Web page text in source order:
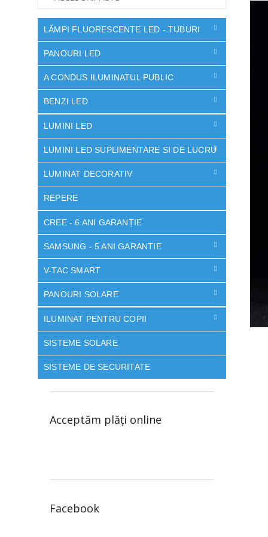
LÃMPI FLUORESCENTE LED - TUBURI
PANOURI LED
A CONDUS ILUMINATUL PUBLIC
BENZI LED
LUMINI LED
LUMINI LED SUPLIMENTARE SI DE LUCRU
LUMINAT DECORATIV
REPERE
CREE - 6 ANI GARANȚIE
SAMSUNG - 5 ANI GARANTIE
V-TAC SMART
PANOURI SOLARE
ILUMINAT PENTRU COPII
SISTEME SOLARE
SISTEME DE SECURITATE
Acceptăm plăţi online
Facebook